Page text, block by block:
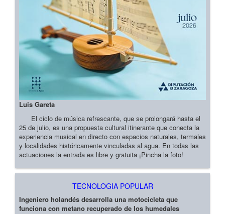
Luis Gareta
El ciclo de música refrescante, que se prolongará hasta el
25 de julio, es una propuesta cultural itinerante que conecta la
experiencia musical en directo con espacios naturales, termales
y localidades históricamente vinculadas al agua. En todas las
actuaciones la entrada es libre y gratuita ¡Pincha la foto!
TECNOLOGIA POPULAR
Ingeniero holandés desarrolla una motocicleta que
funciona con metano recuperado de los humedales